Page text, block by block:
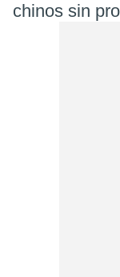
chinos sin